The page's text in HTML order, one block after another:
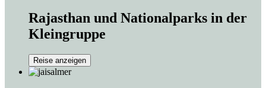
Rajasthan und Nationalparks in der
Kleingruppe
Reise anzeigen